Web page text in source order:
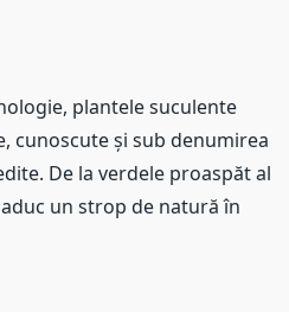
plantele suculente
cunoscute și sub denumirea
De la verdele proaspăt al
un strop de natură în